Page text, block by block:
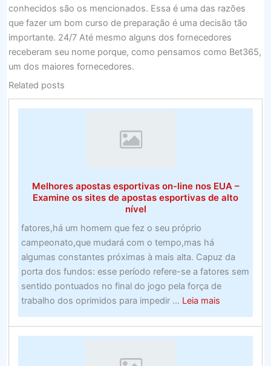
conhecidos são os mencionados. Essa é uma das razões
que fazer um bom curso de preparação é uma decisão tão
importante. 24/7 Até mesmo alguns dos fornecedores
receberam seu nome porque, como pensamos como Bet365,
um dos maiores fornecedores.
Related posts
Melhores apostas esportivas on-line nos EUA –
Examine os sites de apostas esportivas de alto
nível
fatores,há um homem que fez o seu próprio
campeonato,que mudará com o tempo,mas há
algumas constantes próximas à mais alta. Capuz da
porta dos fundos: esse período refere-se a fatores sem
sentido pontuados no final do jogo pela força de
trabalho dos oprimidos para impedir ... Leia maisabout
Melhores
apostas